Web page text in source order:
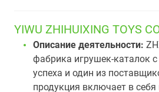
YIWU ZHIHUIXING TOYS
Описание деятельности:
фабрика игрушек-каталок с
успеха и один из
продукция включает в